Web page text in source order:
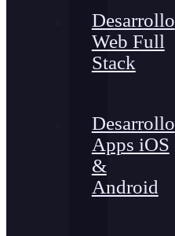
Desarrollo
Web Full
Stack
Desarrollo
Apps iOS
&
Android